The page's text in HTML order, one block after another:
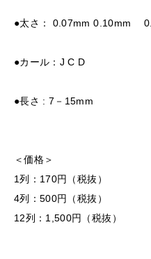
●太さ： 0.07mm 0.10mm
●カール：J C D
●長さ : 7－15mm
＜価格＞
1列：170円（税抜）
4列：500円（税抜）
12列：1,500円（税抜）